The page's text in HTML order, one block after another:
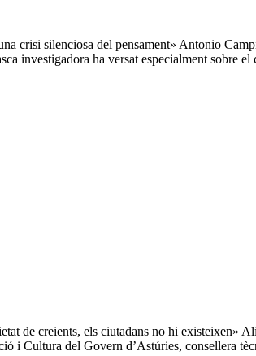
crisi silenciosa del pensament» Antonio
investigadora ha versat especialment
de creients, els ciutadans no hi existeixen»
i Cultura del Govern d’Astúries, consellera